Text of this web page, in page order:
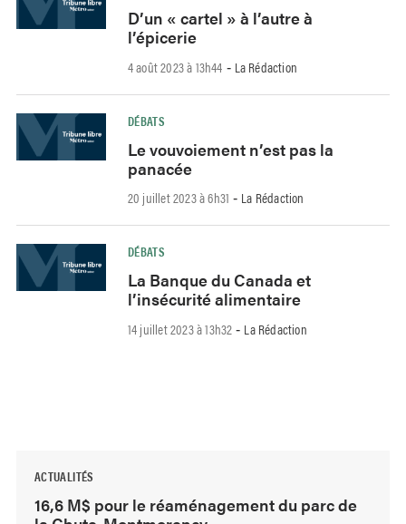
D’un « cartel » à l’autre à
l’épicerie
4 août 2023 à 13h44 - La Rédaction
DÉBATS
Le vouvoiement n’est pas la
panacée
20 juillet 2023 à 6h31 - La Rédaction
DÉBATS
La Banque du Canada et
l’insécurité alimentaire
14 juillet 2023 à 13h32 - La Rédaction
ACTUALITÉS
16,6 M$ pour le réaménagement du parc de